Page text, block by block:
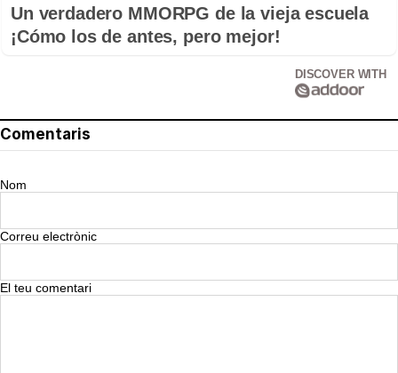
Un verdadero MMORPG de la vieja escuela
¡Cómo los de antes, pero mejor!
DISCOVER WITH
Comentaris
Nom
Correu electrònic
El teu comentari